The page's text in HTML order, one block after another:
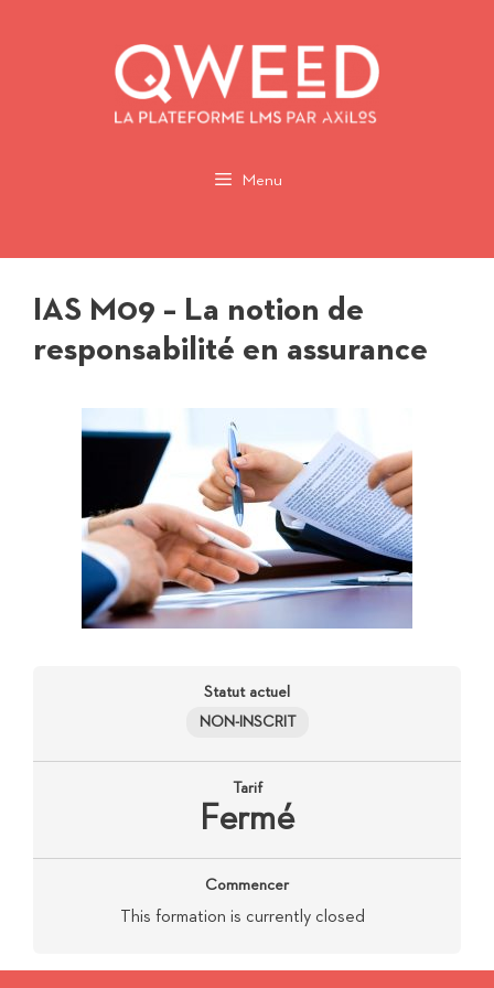
Menu
IAS M09 – La notion de
responsabilité en assurance
Statut actuel
NON-INSCRIT
Tarif
Fermé
Commencer
This formation is currently closed